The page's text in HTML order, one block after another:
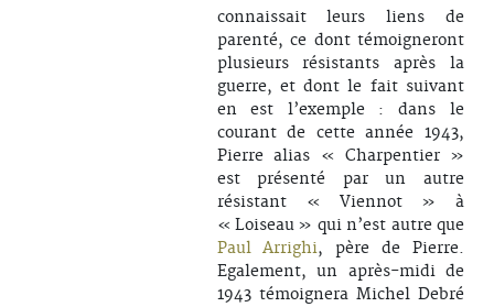
connaissait leurs liens de
parenté, ce dont témoigneront
plusieurs résistants après la
guerre, et dont le fait suivant
en est l’exemple : dans le
courant de cette année 1943,
Pierre alias « Charpentier »
est présenté par un autre
résistant « Viennot » à
« Loiseau » qui n’est autre que
Paul Arrighi, père de Pierre.
Egalement, un après-midi de
1943 témoignera Michel Debré